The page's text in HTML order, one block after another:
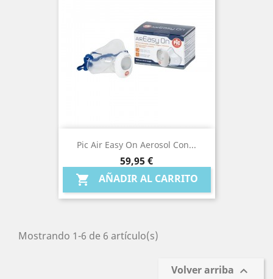
Pic Air Easy On Aerosol Con...
Precio
59,95 €
 AÑADIR AL CARRITO
Mostrando 1-6 de 6 artículo(s)
Volver arriba 